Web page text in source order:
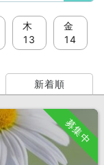
木
13
金
14
新着順
募集中